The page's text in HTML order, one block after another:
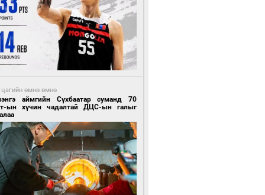
цагийн өмнө өмнө
аймгийн Сүхбаатар суманд 70
ын хүчин чадалтай ДЦС-ын галыг